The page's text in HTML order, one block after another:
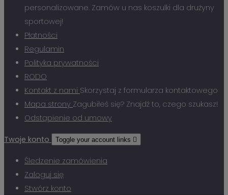
personalizowane. Zamów u nas koszulki dla drużyny
sportowej!
Płatności
Regulamin
Polityka prywatności
RODO
Kontakt z nami Skorzystaj z formularza kontaktowego
Mapa strony Zagubiłeś się? Znajdź to, czego szukasz!
Odstąpienie od umowy
Twoje konto Toggle your account links 
Śledzenie zamówienia
Zaloguj się
Stwórz konto